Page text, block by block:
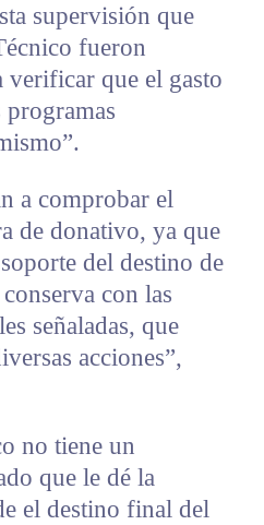
supervisión que
fueron
verificar que el gasto
programas
a comprobar el
de donativo, ya que
del destino de
con las
señaladas, que
acciones”,
no tiene un
que le dé la
el destino final del